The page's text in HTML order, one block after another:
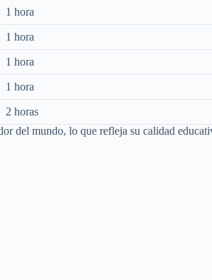
1 hora
1 hora
1 hora
1 hora
2 horas
del mundo, lo que refleja su calidad